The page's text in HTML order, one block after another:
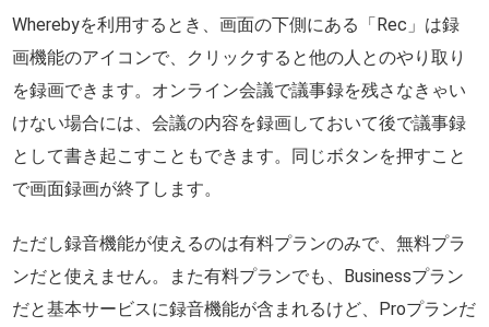
Wherebyを利用するとき、画面の下側にある「Rec」は録
画機能のアイコンで、クリックすると他の人とのやり取り
を録画できます。オンライン会議で議事録を残さなきゃい
けない場合には、会議の内容を録画しておいて後で議事録
として書き起こすこともできます。同じボタンを押すこと
で画面録画が終了します。
ただし録音機能が使えるのは有料プランのみで、無料プラ
ンだと使えません。また有料プランでも、Businessプラン
だと基本サービスに録音機能が含まれるけど、Proプランだ